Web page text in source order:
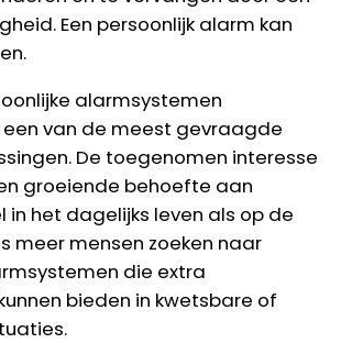
Een persoonlijk alarm kan
alarmsystemen
van de meest gevraagde
De toegenomen interesse
groeiende behoefte aan
in het dagelijks leven als op de
meer mensen zoeken naar
die extra
bieden in kwetsbare of